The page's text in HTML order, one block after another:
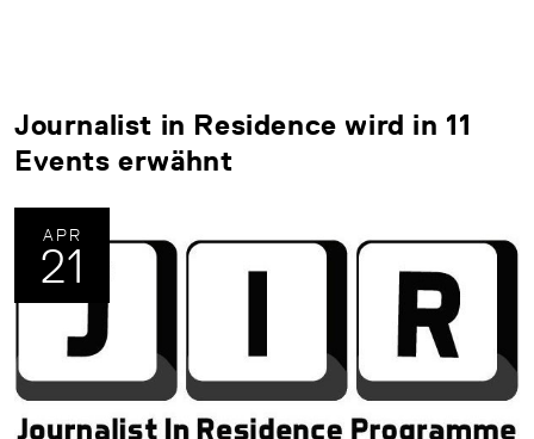
Journalist in Residence wird in 11
Events erwähnt
APR
21